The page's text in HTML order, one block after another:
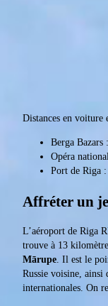
Distances en voiture
Berga
Opéra
Port de Riga
Affréter un
L’aéroport de Riga
trouve à 13
Mārupe. Il est le
Russie voisine, ainsi
internationales. On